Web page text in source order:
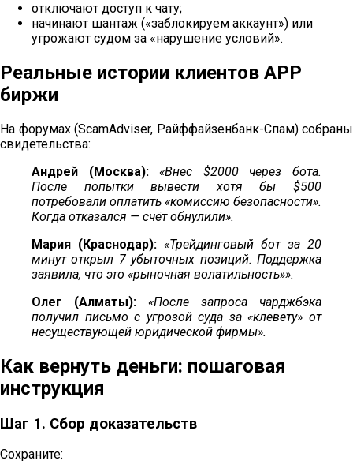
отключают доступ к чату;
начинают шантаж («заблокируем аккаунт») или
угрожают судом за «нарушение условий».
Реальные истории клиентов APP
биржи
На форумах (ScamAdviser, Райффайзенбанк-Спам) собраны
свидетельства:
Андрей (Москва):
«Внес $2000 через бота.
После попытки вывести хотя бы $500
потребовали оплатить «комиссию безопасности».
Когда отказался — счёт обнулили».
Мария (Краснодар): «Трейдинговый бот за 20
минут открыл 7 убыточных позиций. Поддержка
заявила, что это «рыночная волатильность»».
Олег (Алматы):
«После запроса чарджбэка
получил письмо с угрозой суда за «клевету» от
несуществующей юридической фирмы».
Как вернуть деньги: пошаговая
инструкция
Шаг 1. Сбор доказательств
Сохраните: